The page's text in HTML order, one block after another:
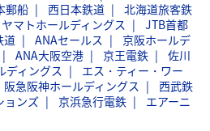
郵船 西日本鉄道
北海道旅客鉄
ヤマトホールディングス
JTB首都
道 ANAセールス
京阪ホールデ
ANA大阪空港 京王電鉄
佐川
ディングス
エス・ティー・ワー
阪急阪神ホールディングス
西武鉄
ョンズ 京浜急行電鉄
エアーニ